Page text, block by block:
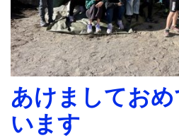
あけましてお
います